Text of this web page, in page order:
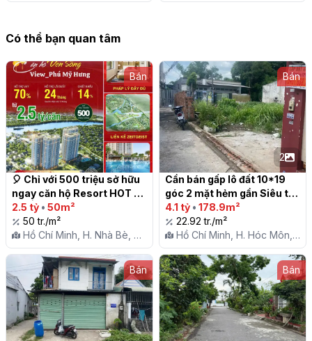
Giang Điền Giang Điền
Có thể bạn quan tâm
Bán
🎈 Chỉ với 500 triệu sở hữu
ngay căn hộ Resort HOT
NHẤT Nam Sài Gòn
2.5 tỷ • 50m²
50 tr./m²
Hồ Chí Minh, H. Nhà Bè, Tt.
Nhà Bè
Bán
2
Cần bán gấp lô đất 10*19
góc 2 mặt hẻm gần Siêu thị
Coopmart Hóc Môn
4.1 tỷ • 178.9m²
22.92 tr./m²
Hồ Chí Minh, H. Hóc Môn,
X. Thới Tam Thôn
Bán
Bán